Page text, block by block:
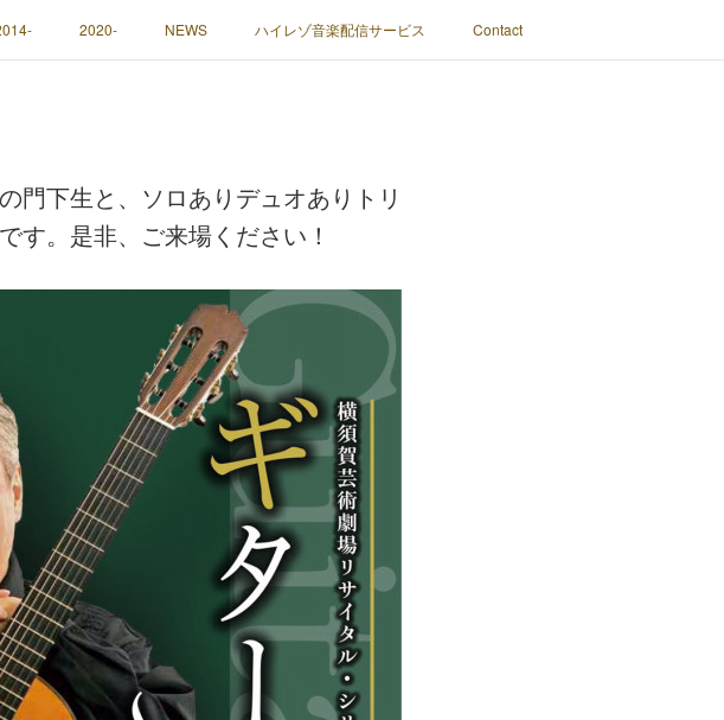
2020- NEWS ハイレゾ音楽配信サービス Contact
門下生と、ソロありデュオありトリ
す。是非、ご来場ください！